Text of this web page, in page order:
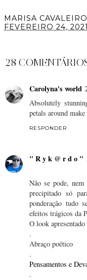
MARISA CAVALEIRO
FEVEREIRO 24, 2021
28
Carolyna's world
Absolutely
petals around
RESPONDER
" R y k @ r d o "
Não se pode, nem
precipitado só
ponderação tudo
efeitos trágicos da
O look
.
Abraço poético
.
Pensamentos e
.